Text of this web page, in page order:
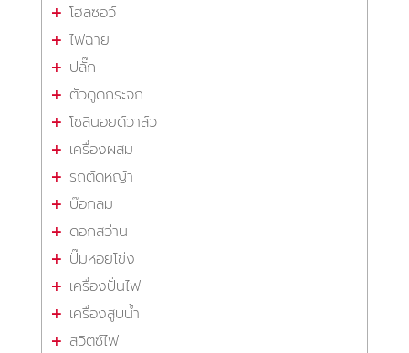
โฮลซอว์
ไฟฉาย
ปลั๊ก
ตัวดูดกระจก
โซลินอยด์วาล์ว
เครื่องผสม
รถตัดหญ้า
บ๊อกลม
ดอกสว่าน
ปั๊มหอยโข่ง
เครื่องปั่นไฟ
เครื่องสูบน้ำ
สวิตซ์ไฟ